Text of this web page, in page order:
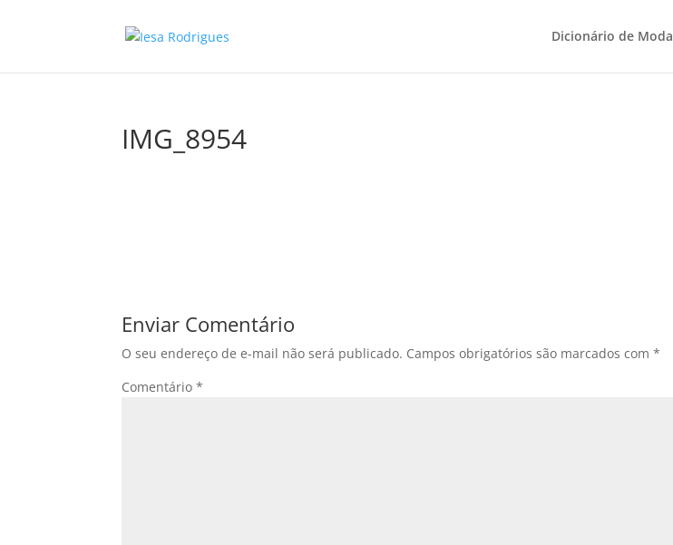
Dicionário de Moda
IMG_8954
Enviar Comentário
O seu endereço de e-mail não será publicado. Campos obrigatórios são marcados com*
Comentário*